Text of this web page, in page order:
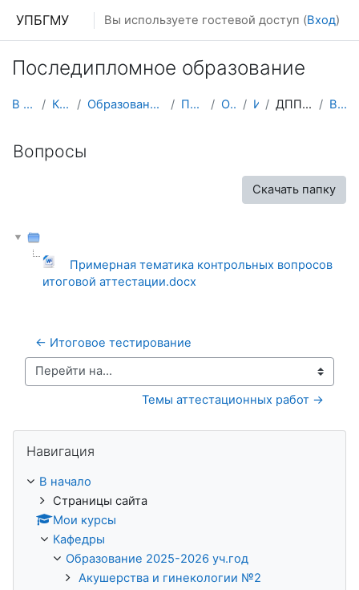
УПБГМУ Вы используете гостевой доступ (Вход)
Последипломное образование
В начало Кафедры Образование 2025-2026 уч.год Педиатрии О курсе ИПО ДПП Педиатрия Вопросы
Вопросы
Скачать папку
Примерная тематика контрольных вопросов
итоговой аттестации.docx
← Итоговое тестирование
Перейти на...
Темы аттестационных работ →
Навигация
В начало
Страницы сайта
Мои курсы
Кафедры
Образование 2025-2026 уч.год
Акушерства и гинекологии №2